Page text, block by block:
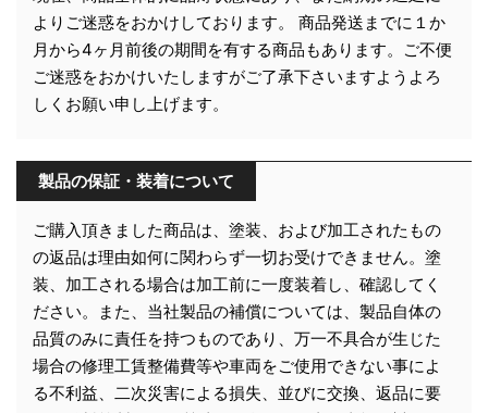
よりご迷惑をおかけしております。 商品発送までに１か
月から4ヶ月前後の期間を有する商品もあります。ご不便
ご迷惑をおかけいたしますがご了承下さいますようよろ
しくお願い申し上げます。
製品の保証・装着について
ご購入頂きました商品は、塗装、および加工されたもの
の返品は理由如何に関わらず一切お受けできません。塗
装、加工される場合は加工前に一度装着し、確認してく
ださい。また、当社製品の補償については、製品自体の
品質のみに責任を持つものであり、万一不具合が生じた
場合の修理工賃整備費等や車両をご使用できない事によ
る不利益、二次災害による損失、並びに交換、返品に要